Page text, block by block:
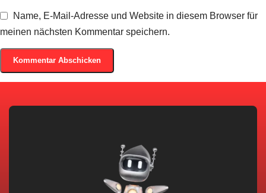
Name, E-Mail-Adresse und Website in diesem Browser für
meinen nächsten Kommentar speichern.